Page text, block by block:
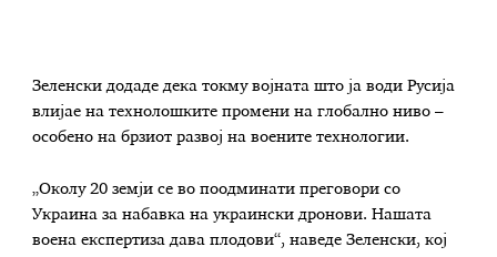
Зеленски додаде дека токму војната што ја води Русија
влијае на технолошките промени на глобално ниво –
особено на брзиот развој на воените технологии.
„Околу 20 земји се во поодминати преговори со
Украина за набавка на украински дронови. Нашата
воена експертиза дава плодови“, наведе Зеленски, кој